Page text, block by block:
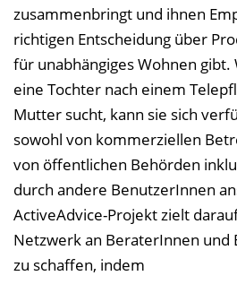
zusammenbringt und ihnen
richtigen Entscheidung über
für unabhängiges Wohnen gibt.
eine Tochter nach einem
Mutter sucht, kann sie sich
sowohl von kommerziellen
von öffentlichen Behörden
durch andere BenutzerInnen
ActiveAdvice-Projekt zielt
Netzwerk an BeraterInnen und
zu schaffen, indem